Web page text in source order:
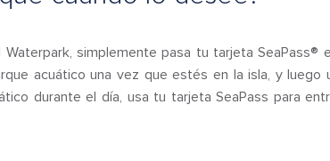
simplemente pasa tu tarjeta SeaPass®
acuático una vez que estés en la isla, y luego
durante el día, usa tu tarjeta SeaPass para